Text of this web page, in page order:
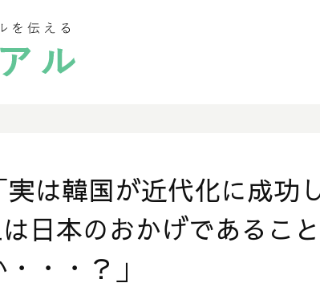
は韓国が近代化に成功
日本のおかげであるこ
・・？」